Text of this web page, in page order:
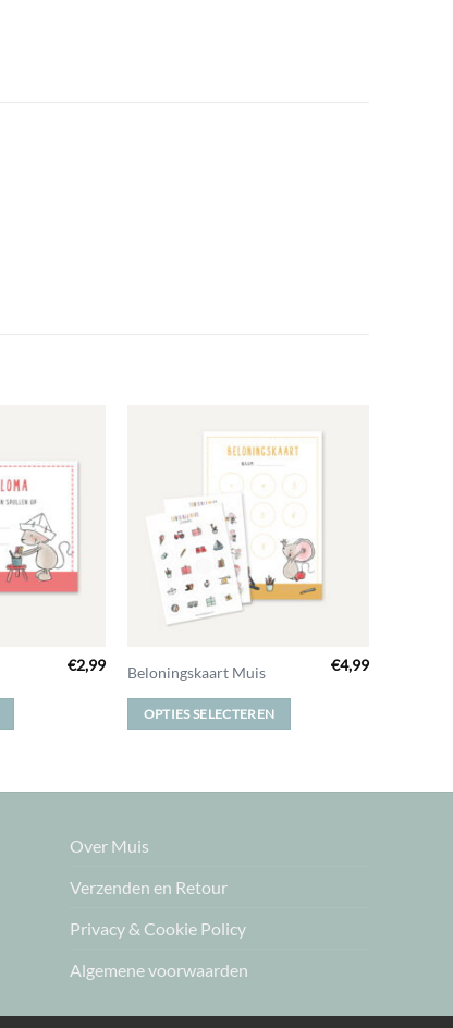
Toevoegen
verlanglijst
€2,99 Beloningskaart Muis €4,99
OPTIES SELECTEREN
Dit
product
heeft
Deze
kan
worden
op
productpagina
Over Muis
Verzenden en Retour
Privacy & Cookie Policy
Algemene voorwaarden